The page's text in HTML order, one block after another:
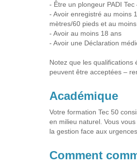
- Être un plongeur PADI Tec
- Avoir enregistré au moins
mètres/60 pieds et au
- Avoir au moins 18 ans
- Avoir une Déclaration
Notez que les
peuvent être acceptées –
Académique
Votre formation Tec 50
en milieu naturel. Vous
la gestion face aux
Comment